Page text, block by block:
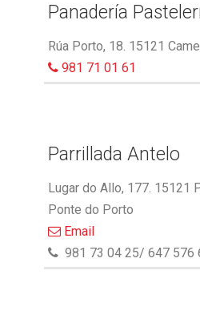
Panadería
Rúa Porto, 18. 15121
981 71 01 61
Parrillada Antelo
Lugar do Allo, 177. 15121
Ponte do Porto
Email
981 73 04 25/ 647 576